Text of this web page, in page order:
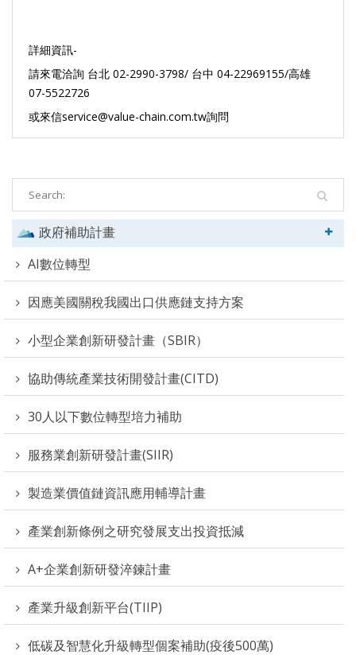
詳細資訊-
請來電洽詢 台北 02-2990-3798/ 台中 04-22969155/高雄
07-5522726
或來信service@value-chain.com.tw詢問
政府補助計畫
AI數位轉型
因應美國關稅我國出口供應鏈支持方案
小型企業創新研發計畫（SBIR）
協助傳統產業技術開發計畫(CITD)
30人以下數位轉型培力補助
服務業創新研發計畫(SIIR)
製造業價值鏈資訊應用輔導計畫
產業創新條例之研究發展支出投資抵減
A+企業創新研發淬鍊計畫
產業升級創新平台(TIIP)
低碳及智慧化升級轉型個案補助(疫後500萬)